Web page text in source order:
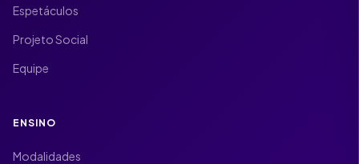
Espetáculos
Projeto Social
Equipe
ENSINO
Modalidades